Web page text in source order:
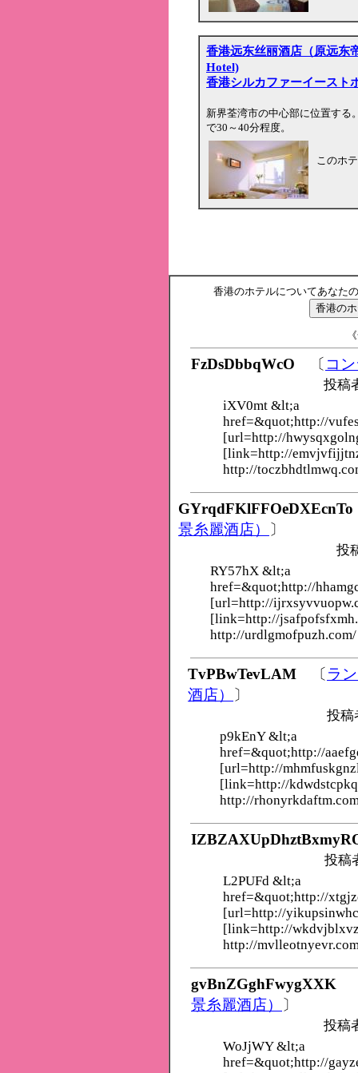
香港远东丝丽酒店（原远东
Hotel)
香港シルカファーイースト
新界荃湾市の中心部に位置する
で30～40分程度。
このホ
香港のホテルについてあなた
FzDsDbbqWcO 〔 コ
投稿
iXV0mt &lt;a
href=&quot;http://
[url=http://
[link=http://
http://
GYrqdFKlFFOeDXEcnTo
景糸麗酒店） 〕
投
RY57hX &lt;a
href=&quot;http://
[url=http://
[link=http://
http://urdlgmofpuzh.com/
TvPBwTevLAM 〔ラ
酒店） 〕
投
p9kEnY &lt;a
href=&quot;http://
[url=http://
[link=http://
http://
投稿
L2PUFd &lt;a
href=&quot;http://
[url=http://
[link=http://
http://
gvBnZGghFwygXXK
景糸麗酒店） 〕
投稿
WoJjWY &lt;a
href=&quot;http://